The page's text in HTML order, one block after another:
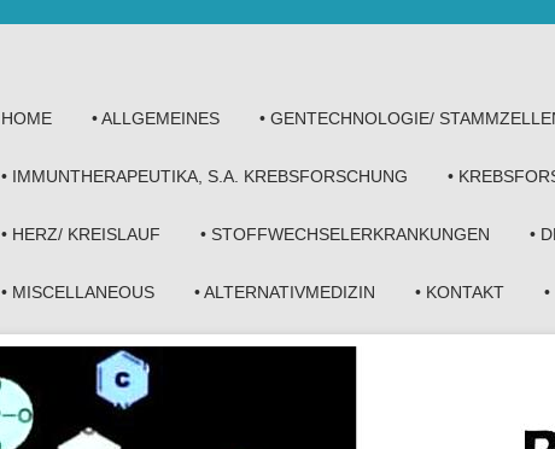
HOME • ALLGEMEINES • GENTECHNOLOGIE/
• IMMUNTHERAPEUTIKA, S.A. KREBSFORSCHUNG •
• HERZ/ KREISLAUF • STOFFWECHSELERKRANKUNGEN •
• MISCELLANEOUS • ALTERNATIVMEDIZIN • KONTAKT